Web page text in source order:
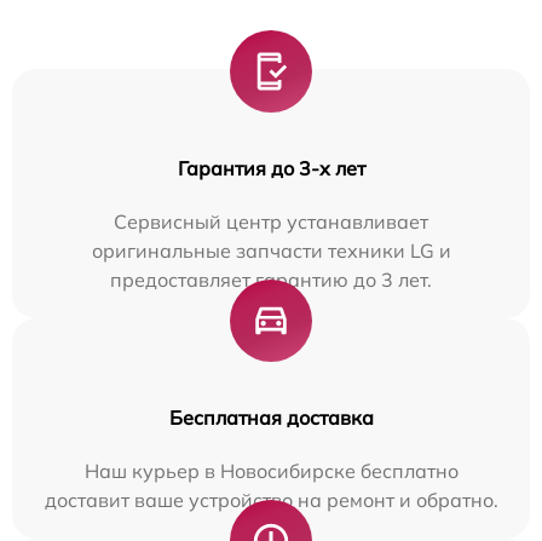
Гарантия до 3-х лет
Сервисный центр устанавливает
оригинальные запчасти техники LG и
предоставляет гарантию до 3 лет.
Бесплатная доставка
Наш курьер в Новосибирске бесплатно
доставит ваше устройство на ремонт и обратно.